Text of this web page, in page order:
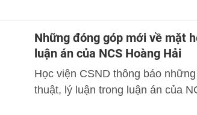
Những đóng góp mới về mặt
luận án của NCS Hoàng Hải
Học viện CSND thông báo
thuật, lý luận trong luận án của